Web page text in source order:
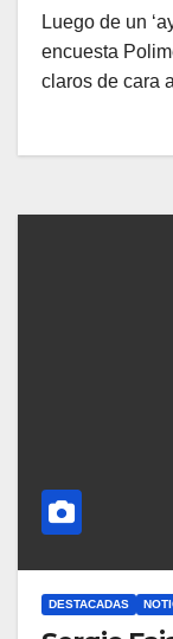
Luego de un
encuesta
claros de cara
DESTACADAS